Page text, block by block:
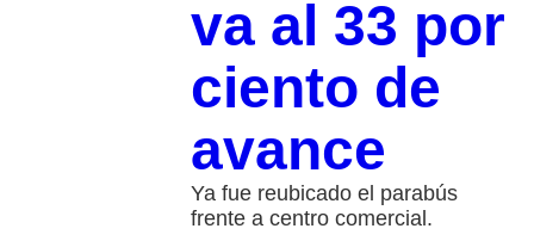
va al 33 por
ciento de
avance
Ya fue reubicado el parabús
frente a centro comercial.